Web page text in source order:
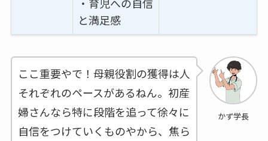
と満足感
かず学長
ここ重要やで！母親役割の獲得は人
それぞれのペースがあるねん。初産
婦さんなら特に段階を追って徐々に
自信をつけていくものやから、焦ら